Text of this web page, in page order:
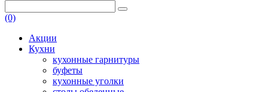
(0)
Акции
Кухни
кухонные гарнитуры
буфеты
кухонные уголки